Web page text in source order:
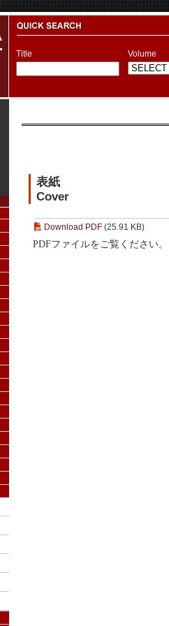
Title Volume
表紙
Cover
Download PDF (25.91 KB)
PDFファイルをご覧ください。